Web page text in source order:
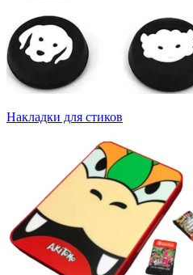
Накладки для стиков